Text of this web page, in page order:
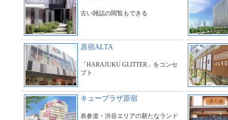
古い雑誌の閲覧もできる
原宿ALTA
「HARAJUKU GLITTER」をコンセ
プト
キュープラザ原宿
表参道・渋谷エリアの新たなランド